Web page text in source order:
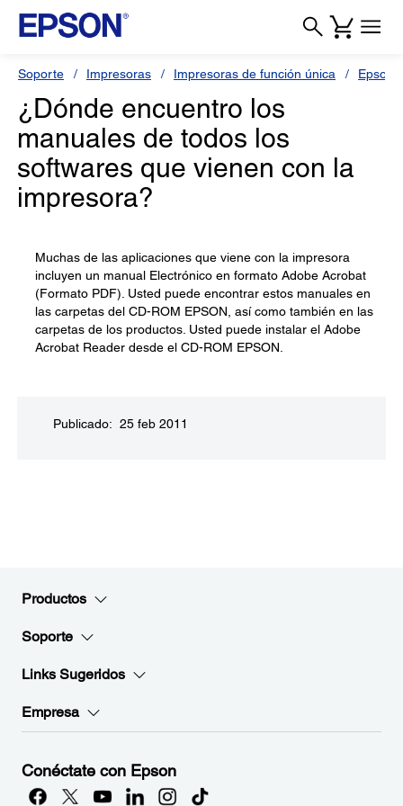
Soporte Impresoras Impresoras de función única Epson
¿Dónde encuentro los
manuales de todos los
softwares que vienen con la
impresora?
Muchas de las aplicaciones que viene con la impresora
incluyen un manual Electrónico en formato Adobe Acrobat
(Formato PDF). Usted puede encontrar estos manuales en
las carpetas del CD-ROM EPSON, así como también en las
carpetas de los productos. Usted puede instalar el Adobe
Acrobat Reader desde el CD-ROM EPSON.
Publicado: 25 feb 2011
Productos
Soporte
Links Sugeridos
Empresa
Conéctate con Epson